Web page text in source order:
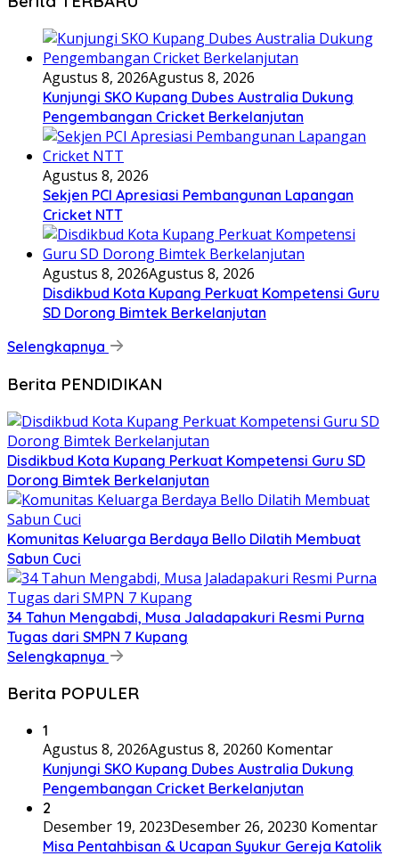
Agustus 8, 2026Agustus 8, 2026
Kunjungi SKO Kupang Dubes Australia Dukung
Pengembangan Cricket Berkelanjutan
Agustus 8, 2026
Sekjen PCI Apresiasi Pembangunan Lapangan
Cricket NTT
Agustus 8, 2026Agustus 8, 2026
Disdikbud Kota Kupang Perkuat Kompetensi Guru
SD Dorong Bimtek Berkelanjutan
Selengkapnya
Berita PENDIDIKAN
Disdikbud Kota Kupang Perkuat Kompetensi Guru SD
Dorong Bimtek Berkelanjutan
Komunitas Keluarga Berdaya Bello Dilatih Membuat
Sabun Cuci
34 Tahun Mengabdi, Musa Jaladapakuri Resmi Purna
Tugas dari SMPN 7 Kupang
Selengkapnya
Berita POPULER
1
Agustus 8, 2026Agustus 8, 20260 Komentar
Kunjungi SKO Kupang Dubes Australia Dukung
Pengembangan Cricket Berkelanjutan
2
Desember 19, 2023Desember 26, 20230 Komentar
Misa Pentahbisan & Ucapan Syukur Gereja Katolik